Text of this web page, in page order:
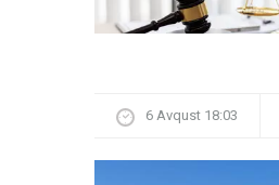
6 Avqust 18:03